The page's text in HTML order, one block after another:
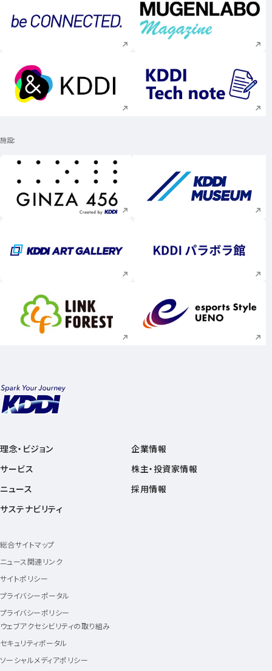
新規ウィンドウで開く 新規ウィンドウで
新規ウィンドウで開く 新規ウィンドウで
施設
新規ウィンドウで開く 新規ウィンドウで
新規ウィンドウで開く 新規ウィンドウで
新規ウィンドウで開く 新規ウィンドウで
理念・ビジョン
サービス
ニュース
サステナビリティ
企業情報
株主・投資家情報
採用情報
総合サイトマップ
ニュース関連リンク
サイトポリシー
プライバシーポータル
プライバシーポリシー
ウェブアクセシビリティの取り組み
セキュリティポータル
ソーシャルメディアポリシー